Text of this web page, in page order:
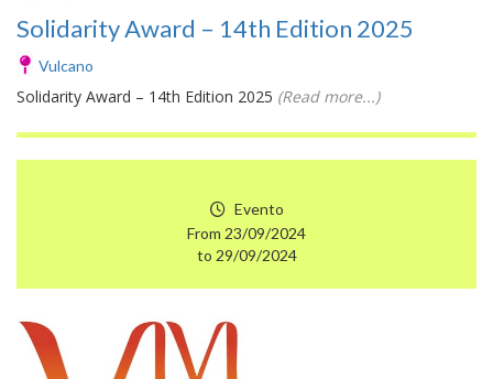
Solidarity Award – 14th Edition 2025
Vulcano
Solidarity Award – 14th Edition 2025 (Read more...)
Evento
From 23/09/2024
to 29/09/2024